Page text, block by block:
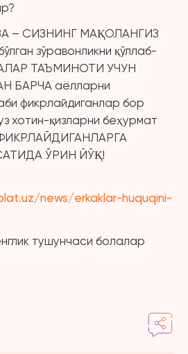
– СИЗНИНГ МАҚОЛАНГИЗ
зўравонликни қўллаб-
ТАЪМИНОТИ УЧУН
БАРЧА аёлларни
фикрлайдиганлар бор
хотин-қизларни беҳурмат
ЎРИН ЙЎҚ!
news/erkaklar-huquqini-
тушунчаси болалар